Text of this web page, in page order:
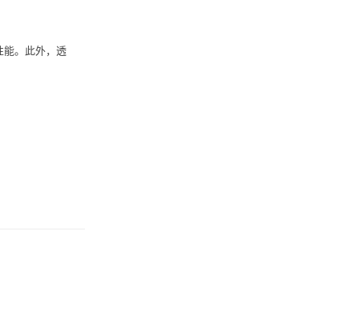
能。此外，透